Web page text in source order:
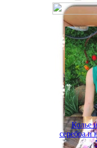
Колье
серебра и